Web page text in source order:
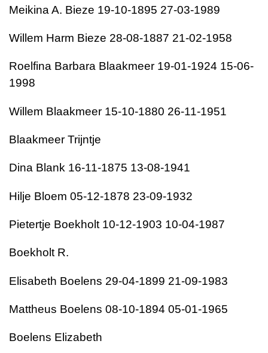
Meikina A. Bieze 19-10-1895 27-03-1989
Willem Harm Bieze 28-08-1887 21-02-1958
Roelfina Barbara Blaakmeer 19-01-1924 15-06-
1998
Willem Blaakmeer 15-10-1880 26-11-1951
Blaakmeer Trijntje
Dina Blank 16-11-1875 13-08-1941
Hilje Bloem 05-12-1878 23-09-1932
Pietertje Boekholt 10-12-1903 10-04-1987
Boekholt R.
Elisabeth Boelens 29-04-1899 21-09-1983
Mattheus Boelens 08-10-1894 05-01-1965
Boelens Elizabeth